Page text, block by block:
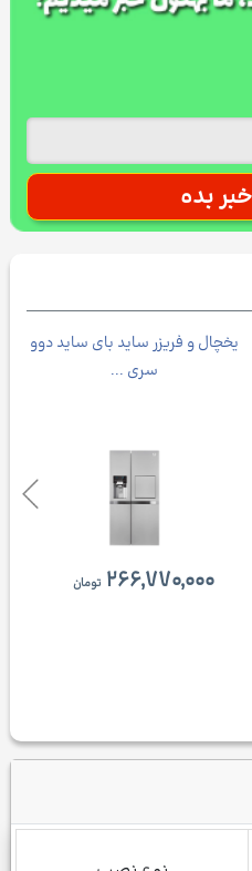
یخچال و فریزر ساید بای ساید دوو
سری ...
۲۶۶,۷۷۰,۰۰۰ تومان